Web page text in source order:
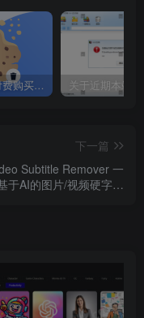
致近期网站付费购买资源及会员用户后，网页显示依然没有购买解决方法！
下一篇
Subtitle Remover 一
于AI的图片/视频硬字幕